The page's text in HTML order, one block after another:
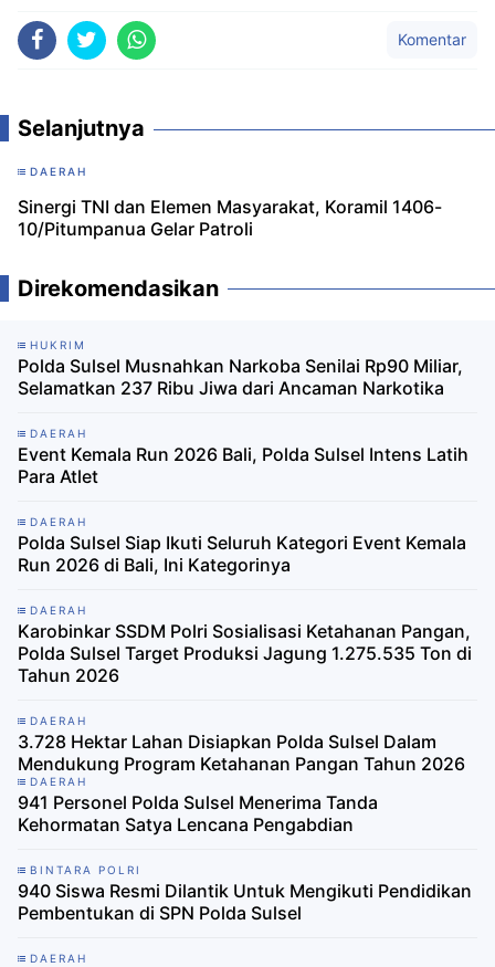
Komentar
Selanjutnya
DAERAH
Sinergi TNI dan Elemen Masyarakat, Koramil 1406-
10/Pitumpanua Gelar Patroli
Direkomendasikan
HUKRIM
Polda Sulsel Musnahkan Narkoba Senilai Rp90 Miliar,
Selamatkan 237 Ribu Jiwa dari Ancaman Narkotika
DAERAH
Event Kemala Run 2026 Bali, Polda Sulsel Intens Latih
Para Atlet
DAERAH
Polda Sulsel Siap Ikuti Seluruh Kategori Event Kemala
Run 2026 di Bali, Ini Kategorinya
DAERAH
Karobinkar SSDM Polri Sosialisasi Ketahanan Pangan,
Polda Sulsel Target Produksi Jagung 1.275.535 Ton di
Tahun 2026
DAERAH
3.728 Hektar Lahan Disiapkan Polda Sulsel Dalam
Mendukung Program Ketahanan Pangan Tahun 2026
DAERAH
941 Personel Polda Sulsel Menerima Tanda
Kehormatan Satya Lencana Pengabdian
BINTARA POLRI
940 Siswa Resmi Dilantik Untuk Mengikuti Pendidikan
Pembentukan di SPN Polda Sulsel
DAERAH